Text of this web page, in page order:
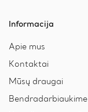
Informacija
Apie mus
Kontaktai
Mūsų draugai
Bendradarbiaukime